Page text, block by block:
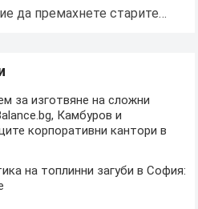
да премахнете старите
за изготвяне на сложни
Камбуров и
корпоративни кантори в
на топлинни загуби в София: